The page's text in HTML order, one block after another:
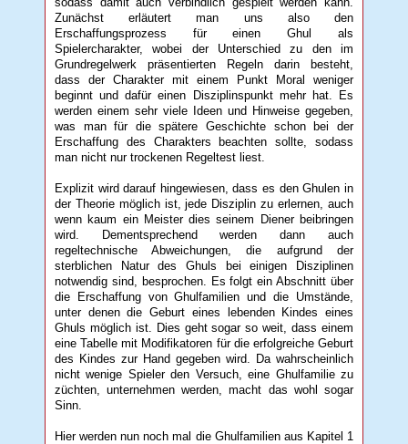
Zunächst erläutert man uns also den
Erschaffungsprozess für einen Ghul als
Spielercharakter, wobei der Unterschied zu den im
Grundregelwerk präsentierten Regeln darin besteht,
dass der Charakter mit einem Punkt Moral weniger
beginnt und dafür einen Disziplinspunkt mehr hat. Es
werden einem sehr viele Ideen und Hinweise gegeben,
was man für die spätere Geschichte schon bei der
Erschaffung des Charakters beachten sollte, sodass
man nicht nur trockenen Regeltest liest.
Explizit wird darauf hingewiesen, dass es den Ghulen in
der Theorie möglich ist, jede Disziplin zu erlernen, auch
wenn kaum ein Meister dies seinem Diener beibringen
wird. Dementsprechend werden dann auch
regeltechnische Abweichungen, die aufgrund der
sterblichen Natur des Ghuls bei einigen Disziplinen
notwendig sind, besprochen. Es folgt ein Abschnitt über
die Erschaffung von Ghulfamilien und die Umstände,
unter denen die Geburt eines lebenden Kindes eines
Ghuls möglich ist. Dies geht sogar so weit, dass einem
eine Tabelle mit Modifikatoren für die erfolgreiche Geburt
des Kindes zur Hand gegeben wird. Da wahrscheinlich
nicht wenige Spieler den Versuch, eine Ghulfamilie zu
züchten, unternehmen werden, macht das wohl sogar
Sinn.
Hier werden nun noch mal die Ghulfamilien aus Kapitel 1